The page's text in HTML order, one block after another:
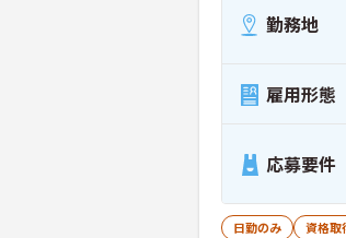
勤務地
雇用形態
応募要件
日勤のみ 資格取